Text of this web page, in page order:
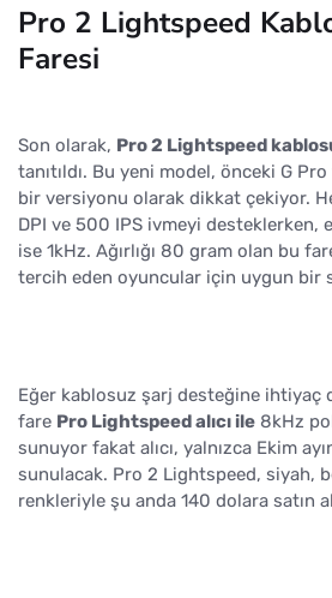
Pro 2 Lightspeed
Faresi
Son olarak, Pro 2 Lightspeed
tanıtıldı. Bu yeni model, önceki G
bir versiyonu olarak dikkat çekiyor.
DPI ve 500 IPS ivmeyi desteklerken,
ise 1kHz. Ağırlığı 80 gram olan bu
tercih eden oyuncular için uygun bir
Eğer kablosuz şarj desteğine ihtiyaç
fare Pro Lightspeed alıcı ile 8kHz
sunuyor fakat alıcı, yalnızca Ekim
sunulacak. Pro 2 Lightspeed, siyah,
renkleriyle şu anda 140 dolara satın